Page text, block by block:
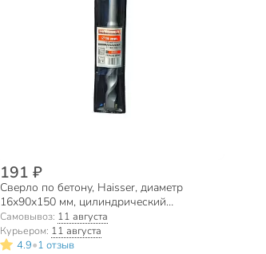
191 ₽
Сверло по бетону, Haisser, диаметр
16х90х150 мм, цилиндрический
хвостовик, HS105011
Самовывоз: 11 августа
Курьером: 11 августа
4.9•1 отзыв